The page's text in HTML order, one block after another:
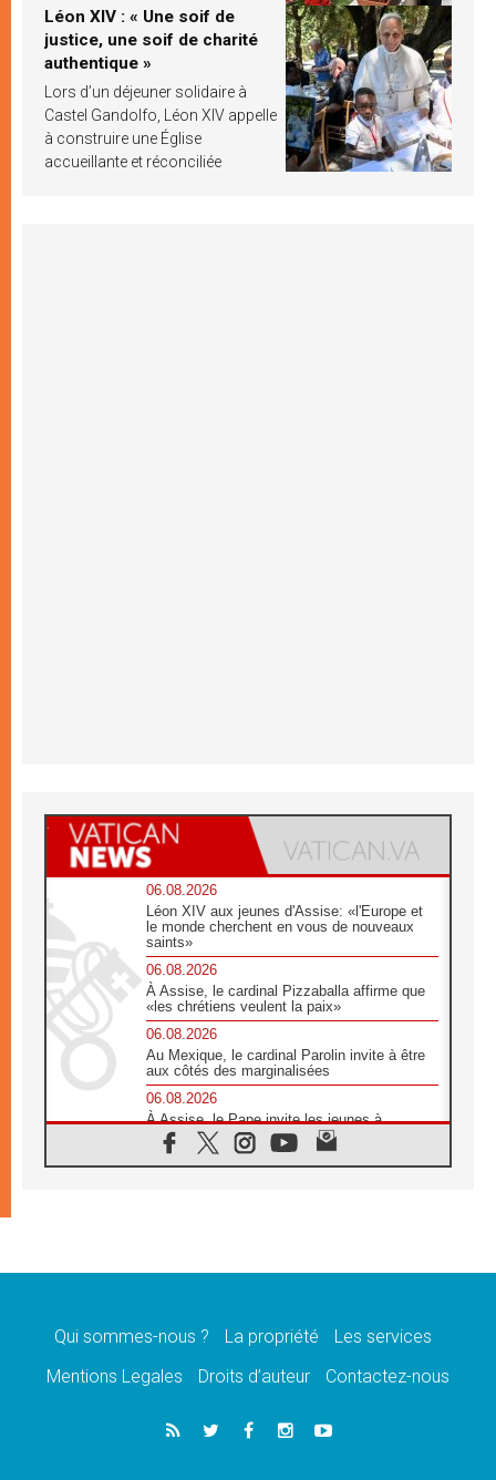
Léon XIV : « Une soif de
justice, une soif de charité
authentique »
Lors d’un déjeuner solidaire à
Castel Gandolfo, Léon XIV appelle
à construire une Église
accueillante et réconciliée
06.08.2026
Léon XIV aux jeunes d'Assise: «l'Europe et
le monde cherchent en vous de nouveaux
saints»
06.08.2026
À Assise, le cardinal Pizzaballa affirme que
«les chrétiens veulent la paix»
06.08.2026
Au Mexique, le cardinal Parolin invite à être
aux côtés des marginalisées
06.08.2026
À Assise, le Pape invite les jeunes à
«construire la civilisation de l'amour»
05.08.2026
d'entendre ceux qui bénissent la guerre»
Léon XIV au Pérou, une lueur d'espoir pour
05.08.2026
SCEAM: L'Église en Afrique vers
Qui sommes-nous ? La propriété
Les services
Mentions Legales
Droits d’auteur Contactez-nous